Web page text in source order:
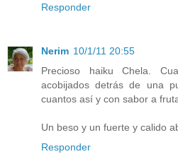
Responder
Nerim 10/1/11 20:55
Precioso haiku Chela.
acobijados detrás de una
cuantos así y con sabor a
Un beso y un fuerte y calido
Responder